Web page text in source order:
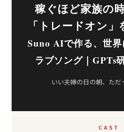
稼ぐほど家族の
「トレードオン
Suno AIで作る、世
ラブソング｜GPTs
いい夫婦の日の朝、た
CAST